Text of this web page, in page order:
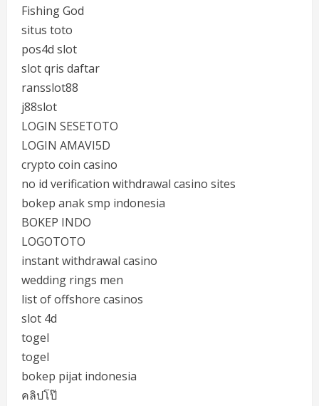
Fishing God
situs toto
pos4d slot
slot qris daftar
ransslot88
j88slot
LOGIN SESETOTO
LOGIN AMAVI5D
crypto coin casino
no id verification withdrawal casino sites
bokep anak smp indonesia
BOKEP INDO
LOGOTOTO
instant withdrawal casino
wedding rings men
list of offshore casinos
slot 4d
togel
togel
bokep pijat indonesia
คลิปโป๊